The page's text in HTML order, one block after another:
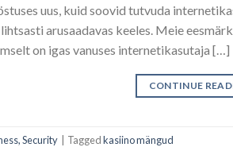
uus, kuid soovid tutvuda
arusaadavas keeles. Meie
on igas vanuses internetikasutaja […]
CONTINUE
Security Taggedkasiino mängud